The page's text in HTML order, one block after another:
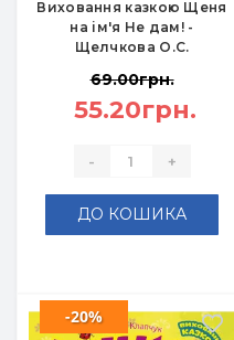
Виховання казкою Щеня
на ім'я Не дам! -
Щелчкова О.С.
69.00грн.
55.20грн.
- +
ДО КОШИКА
-20%